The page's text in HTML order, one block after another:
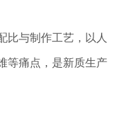
比与制作工艺，以人
等痛点，是新质生产